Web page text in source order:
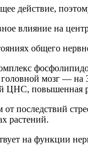
действие,
влияние на
общего
мозг —
повышенная
от последствий
растений.
на функции